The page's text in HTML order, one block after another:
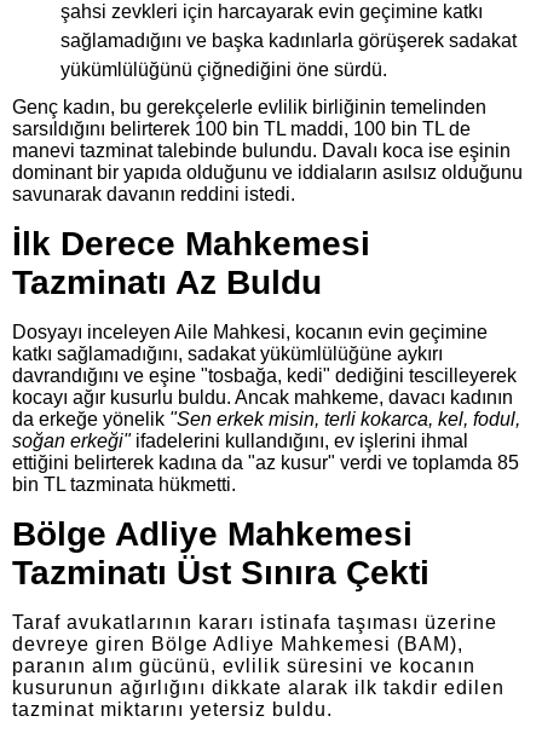
şahsi zevkleri için harcayarak evin geçimine katkı
sağlamadığını ve başka kadınlarla görüşerek sadakat
yükümlülüğünü çiğnediğini öne sürdü.
Genç kadın, bu gerekçelerle evlilik birliğinin temelinden
sarsıldığını belirterek 100 bin TL maddi, 100 bin TL de
manevi tazminat talebinde bulundu. Davalı koca ise eşinin
dominant bir yapıda olduğunu ve iddiaların asılsız olduğunu
savunarak davanın reddini istedi.
İlk Derece Mahkemesi
Tazminatı Az Buldu
Dosyayı inceleyen Aile Mahkesi, kocanın evin geçimine
katkı sağlamadığını, sadakat yükümlülüğüne aykırı
davrandığını ve eşine "tosbağa, kedi" dediğini tescilleyerek
kocayı ağır kusurlu buldu. Ancak mahkeme, davacı kadının
da erkeğe yönelik "Sen erkek misin, terli kokarca, kel, fodul,
soğan erkeği"ifadelerini kullandığını, ev işlerini ihmal
ettiğini belirterek kadına da "az kusur" verdi ve toplamda 85
bin TL tazminata hükmetti.
Bölge Adliye Mahkemesi
Tazminatı Üst Sınıra Çekti
Taraf avukatlarının kararı istinafa taşıması üzerine
devreye giren Bölge Adliye Mahkemesi (BAM),
paranın alım gücünü, evlilik süresini ve kocanın
kusurunun ağırlığını dikkate alarak ilk takdir edilen
tazminat miktarını yetersiz buldu.